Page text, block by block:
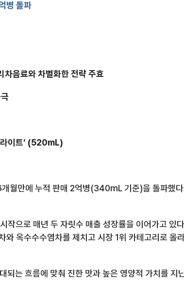
병 돌파
차음료와 차별화한 전략 주효
이트’ (520mL)
개월만에 누적 판매 2억병(340mL 기준)을 돌파했
작으로 매년 두 자릿수 매출 성장률을 이어가고 있다
와 옥수수수염차를 제치고 시장 1위 카테고리로 올
되는 흐름에 맞춰 진한 맛과 높은 영양적 가치를 지